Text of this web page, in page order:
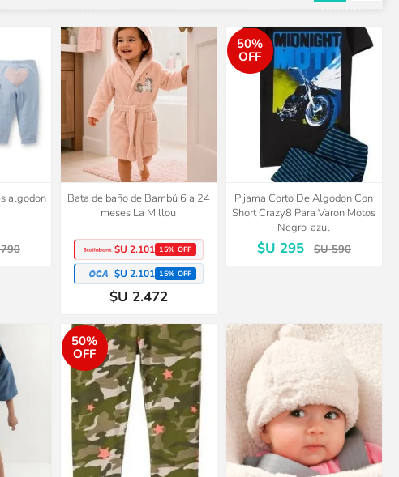
algodon
Bata de baño de Bambú 6 a 24
meses La Millou
$U 2.101 15% OFF
$U 2.101 15% OFF
$U 2.472
50%
OFF
Pijama Corto De Algodon Con
Short Crazy8 Para Varon Motos
Negro-azul
$U 295 $U 590
50%
OFF